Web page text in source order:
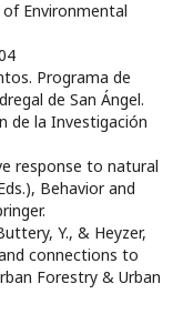
Environmental
Programa de
de San Ángel.
de la Investigación
response to natural
Behavior and
Y., & Heyzer,
connections to
Forestry & Urban